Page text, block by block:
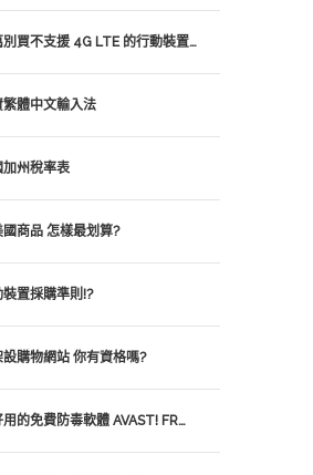
別買不支援 4G LTE 的行動裝置…
繁體中文輸入法
加州稅率表
國商品 怎樣最划算?
裝置採購準則!?
設購物網站 你有資格嗎?
用的免費防毒軟體 AVAST! FR…